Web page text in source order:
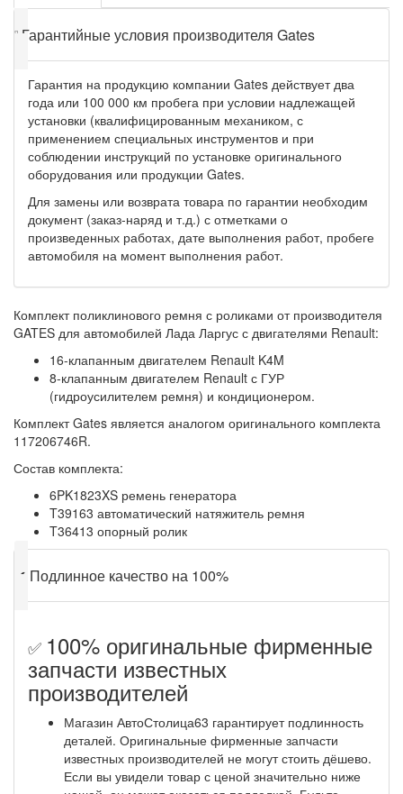
❕ Гарантийные условия производителя Gates
Гарантия на продукцию компании Gates действует два
года или 100 000 км пробега при условии надлежащей
установки (квалифицированным механиком, с
применением специальных инструментов и при
соблюдении инструкций по установке оригинального
оборудования или продукции Gates.
Для замены или возврата товара по гарантии необходим
документ (заказ-наряд и т.д.) с отметками о
произведенных работах, дате выполнения работ, пробеге
автомобиля на момент выполнения работ.
Комплект поликлинового ремня с роликами от производителя
GATES для автомобилей Лада Ларгус с двигателями Renault:
16-клапанным двигателем Renault K4M
8-клапанным двигателем Renault с ГУР
(гидроусилителем ремня) и кондиционером.
Комплект Gates является аналогом оригинального комплекта
117206746R.
Состав комплекта:
6PK1823XS ремень генератора
T39163 автоматический натяжитель ремня
T36413 опорный ролик
✔ Подлинное качество на 100%
✅ 100% оригинальные фирменные
запчасти известных
производителей
Магазин АвтоСтолица63 гарантирует подлинность
деталей. Оригинальные фирменные запчасти
известных производителей не могут стоить дёшево.
Если вы увидели товар с ценой значительно ниже